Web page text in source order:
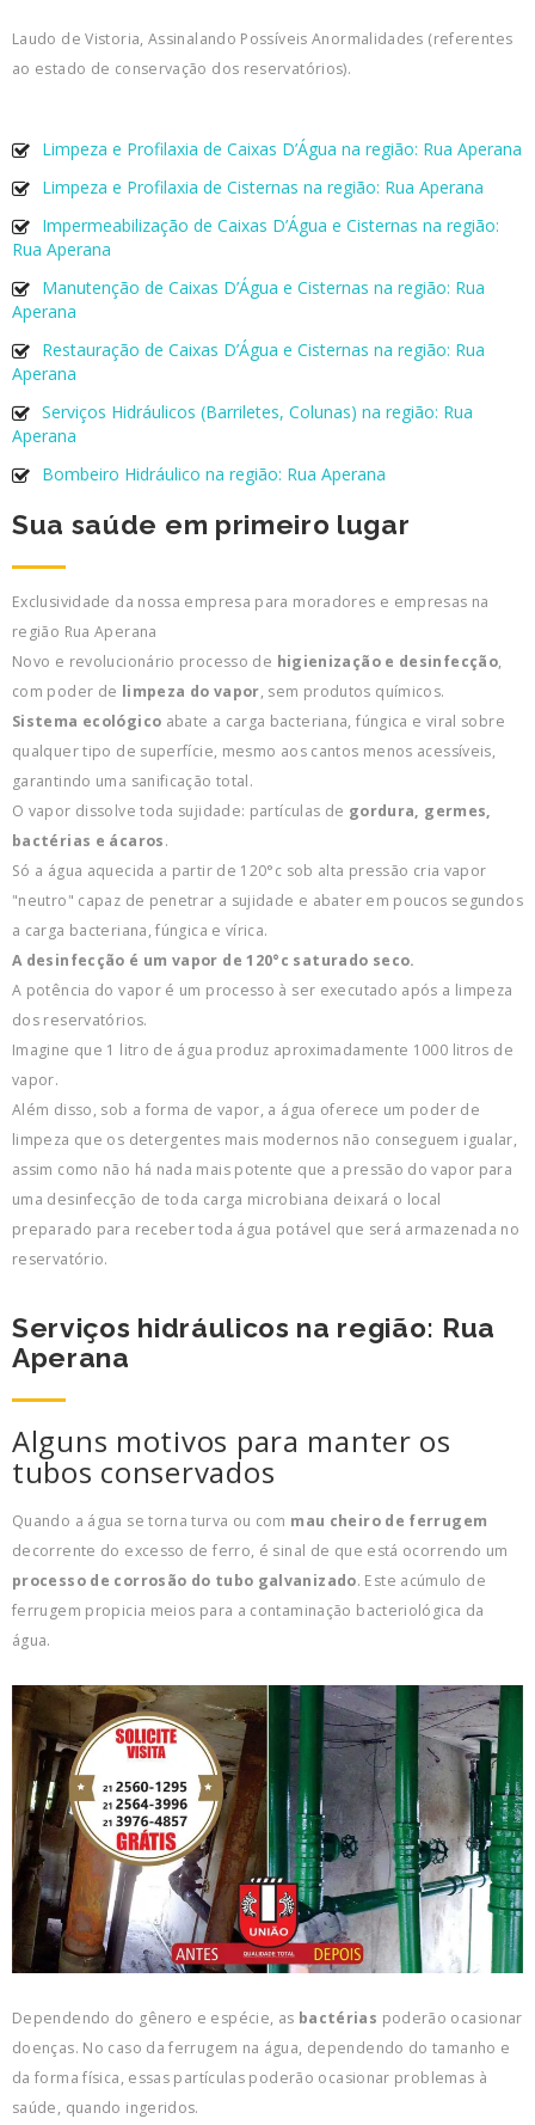
Laudo de Vistoria, Assinalando Possíveis Anormalidades (referentes
ao estado de conservação dos reservatórios).
Limpeza e Profilaxia de Caixas D’Água na região: Rua Aperana
Limpeza e Profilaxia de Cisternas na região: Rua Aperana
Impermeabilização de Caixas D’Água e Cisternas na região:
Rua Aperana
Manutenção de Caixas D’Água e Cisternas na região: Rua
Aperana
Restauração de Caixas D’Água e Cisternas na região: Rua
Aperana
Serviços Hidráulicos (Barriletes, Colunas) na região: Rua
Aperana
Bombeiro Hidráulico na região: Rua Aperana
Sua saúde em primeiro lugar
Exclusividade da nossa empresa para moradores e empresas na
região Rua Aperana
Novo e revolucionário processo de higienização e desinfecção,
com poder de limpeza do vapor, sem produtos químicos.
Sistema ecológico abate a carga bacteriana, fúngica e viral sobre
qualquer tipo de superfície, mesmo aos cantos menos acessíveis,
garantindo uma sanificação total.
O vapor dissolve toda sujidade: partículas de gordura, germes,
bactérias e ácaros.
Só a água aquecida a partir de 120°c sob alta pressão cria vapor
"neutro" capaz de penetrar a sujidade e abater em poucos segundos
a carga bacteriana, fúngica e vírica.
A desinfecção é um vapor de 120°c saturado seco.
A potência do vapor é um processo à ser executado após a limpeza
dos reservatórios.
Imagine que 1 litro de água produz aproximadamente 1000 litros de
vapor.
Além disso, sob a forma de vapor, a água oferece um poder de
limpeza que os detergentes mais modernos não conseguem igualar,
assim como não há nada mais potente que a pressão do vapor para
uma desinfecção de toda carga microbiana deixará o local
preparado para receber toda água potável que será armazenada no
reservatório.
Serviços hidráulicos na região: Rua
Aperana
Alguns motivos para manter os
tubos conservados
Quando a água se torna turva ou com mau cheiro de ferrugem
decorrente do excesso de ferro, é sinal de que está ocorrendo um
processo de corrosão do tubo galvanizado. Este acúmulo de
ferrugem propicia meios para a contaminação bacteriológica da
água.
Dependendo do gênero e espécie, as bactérias poderão ocasionar
doenças. No caso da ferrugem na água, dependendo do tamanho e
da forma física, essas partículas poderão ocasionar problemas à
saúde, quando ingeridos.